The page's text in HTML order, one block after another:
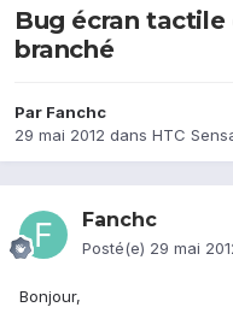
Bug écran
branché
Par Fanchc
29 mai 2012 dans HTC
Fanchc
Posté(e) 29 mai
Bonjour,